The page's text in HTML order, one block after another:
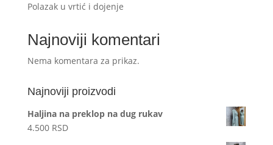
Polazak u vrtić i dojenje
Najnoviji komentari
Nema komentara za prikaz.
Najnoviji proizvodi
Haljina na preklop na dug rukav
4.500 RSD